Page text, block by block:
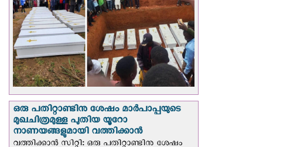
ഒരു പതിറ്റാണ്ടിനു ശേഷം മാർപാപ്പയുടെ
മുഖചിത്രമുള്ള പുതിയ യൂറോ
നാണയങ്ങളുമായി വത്തിക്കാന്‍